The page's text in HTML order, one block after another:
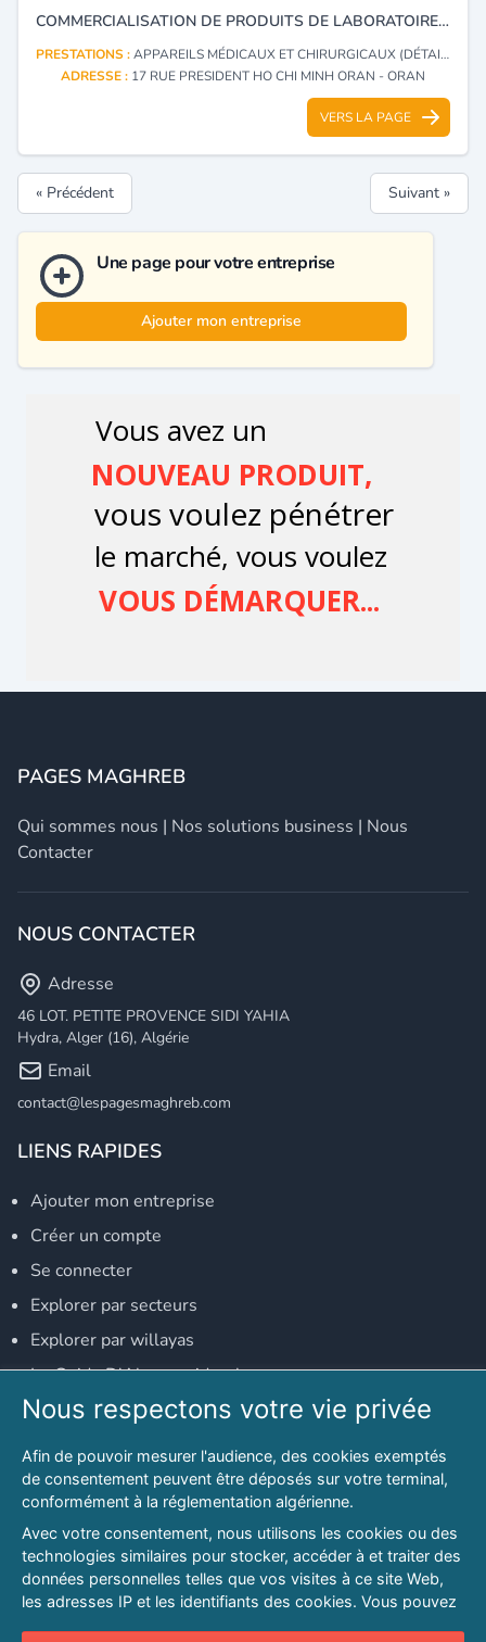
COMMERCIALISATION DE PRODUITS DE LABORATOIRE ET MATÉRIEL MÉDICO-CHIRURGICAL.
PRESTATIONS :APPAREILS MÉDICAUX ET CHIRURGICAUX (DÉTAIL)
ADRESSE : 17 RUE PRESIDENT HO CHI MINH ORAN - ORAN
VERS LA PAGE
« Précédent Suivant »
Une page pour votre entreprise
Ajouter mon entreprise
PAGES MAGHREB
Qui sommes nous | Nos solutions business | Nous
Contacter
NOUS CONTACTER
Adresse
46 LOT. PETITE PROVENCE SIDI YAHIA
Hydra, Alger (16), Algérie
Email
contact@lespagesmaghreb.com
LIENS RAPIDES
Ajouter mon entreprise
Créer un compte
Se connecter
Explorer par secteurs
Explorer par willayas
Le Guide D'Alger, guide-alger.com
NOS RÉSEAUX SOCIAUX
Notre page Facebook
Notre page LinkedIn
Notre page Instagram
Notre page Twitter
Nous respectons votre vie privée
Afin de pouvoir mesurer l'audience, des cookies exemptés
de consentement peuvent être déposés sur votre terminal,
conformément à la réglementation algérienne.
Avec votre consentement, nous utilisons les cookies ou des
technologies similaires pour stocker, accéder à et traiter des
données personnelles telles que vos visites à ce site Web,
les adresses IP et les identifiants des cookies. Vous pouvez